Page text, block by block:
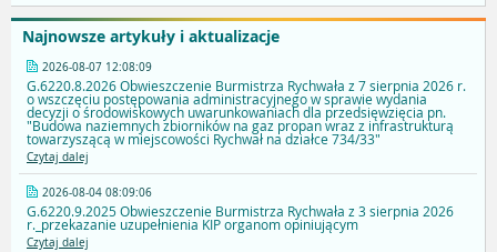
Najnowsze artykuły i aktualizacje
2026-08-07 12:08:09
G.6220.8.2026 Obwieszczenie Burmistrza Rychwała z 7 sierpnia 2026 r.
o wszczęciu postępowania administracyjnego w sprawie wydania
decyzji o środowiskowych uwarunkowaniach dla przedsięwzięcia pn.
"Budowa naziemnych zbiorników na gaz propan wraz z infrastrukturą
towarzyszącą w miejscowości Rychwał na działce 734/33"
Czytaj dalej
2026-08-04 08:09:06
G.6220.9.2025 Obwieszczenie Burmistrza Rychwała z 3 sierpnia 2026
r._przekazanie uzupełnienia KIP organom opiniującym
Czytaj dalej